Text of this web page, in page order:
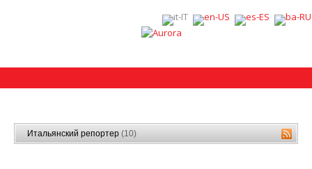
Итальянский репортер (10)